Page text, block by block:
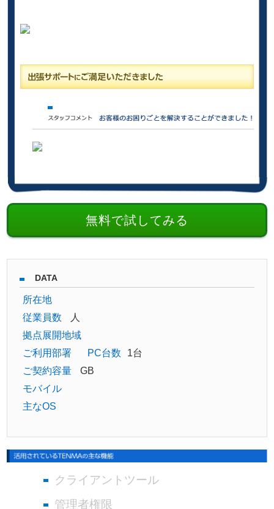
無料で試してみる
DATA
所在地
従業員数
人
拠点展開地域
ご利用部署
PC台数
1台
ご契約容量
GB
モバイル
主なOS
クライアントツール
管理者権限